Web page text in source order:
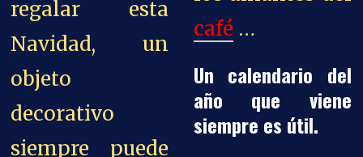
regalar esta
Navidad, un
objeto
decorativo
siempre puede
café …
Un calendario del
año que viene
siempre es útil.